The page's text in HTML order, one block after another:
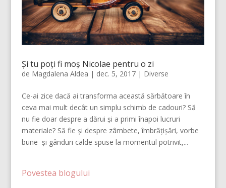
Și tu poți fi moș Nicolae pentru o zi
de Magdalena Aldea | dec. 5, 2017| Diverse
Ce-ai zice dacă ai transforma această sărbătoare în
ceva mai mult decât un simplu schimb de cadouri? Să
nu fie doar despre a dărui și a primi înapoi lucruri
materiale? Să fie și despre zâmbete, îmbrățișări, vorbe
bune și gânduri calde spuse la momentul potrivit,...
Povestea blogului